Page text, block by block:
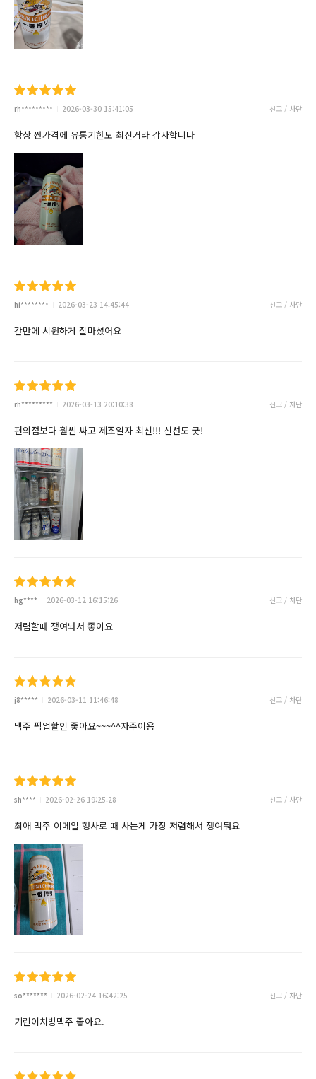
rh********* 2026-03-30 15:41:05 신고 / 차단
항상 싼가격에 유통기한도 최신거라 감사합니다
hi******** 2026-03-23 14:45:44 신고 / 차단
간만에 시원하게 잘마셨어요
rh********* 2026-03-13 20:10:38 신고 / 차단
편의점보다 훨씬 싸고 제조일자 최신!!! 신선도 굿!
hg**** 2026-03-12 16:15:26 신고 / 차단
저렴할때 쟁여놔서 좋아요
j8***** 2026-03-11 11:46:48 신고 / 차단
맥주 픽업할인 좋아요~~~^^자주이용
sh**** 2026-02-26 19:25:28 신고 / 차단
최애 맥주 이메일 행사로 때 사는게 가장 저렴해서 쟁여둬요
so******* 2026-02-24 16:42:25 신고 / 차단
기린이치방맥주 좋아요.